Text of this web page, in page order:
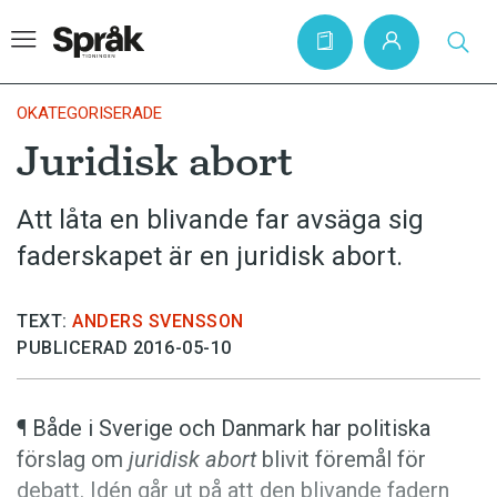
Hem
Artiklar
Krönikor
Skrivtips
Bokrecensioner
Kviss
Podden
OKATEGORISERADE
Juridisk abort
Att låta en blivande far avsäga sig
faderskapet är en juridisk abort.
TEXT: ANDERS SVENSSON
PUBLICERAD 2016-05-10
¶ Både i Sverige och Danmark har politiska
förslag om juridisk abortblivit föremål för
debatt. Idén går ut på att den blivande fadern